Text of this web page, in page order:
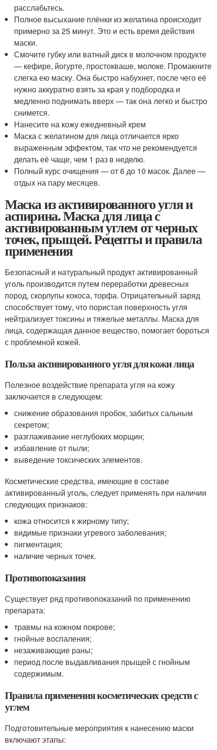
расслабьтесь.
Полное высыхание плёнки из желатина происходит
примерно за 25 минут. Это и есть время действия
маски.
Смочите губку или ватный диск в молочном продукте
— кефире, йогурте, простокваше, молоке. Промакните
слегка ею маску. Она быстро набухнет, после чего её
нужно аккуратно взять за края у подбородка и
медленно поднимать вверх — так она легко и быстро
снимется.
Нанесите на кожу ежедневный крем
Маска с желатином для лица отличается ярко
выраженным эффектом, так что не рекомендуется
делать её чаще, чем 1 раз в неделю.
Полный курс очищения — от 6 до 10 масок. Далее —
отдых на пару месяцев.
Маска из активированного угля и
аспирина. Маска для лица с
активированным углем от черных
точек, прыщей. Рецепты и правила
применения
Безопасный и натуральный продукт активированный
уголь производится путем переработки древесных
пород, скорлупы кокоса, торфа. Отрицательный заряд
способствует тому, что пористая поверхность угля
нейтрализует токсины и тяжелые металлы. Маска для
лица, содержащая данное вещество, помогает бороться
с проблемной кожей.
Польза активированного угля для кожи лица
Полезное воздействие препарата угля на кожу
заключается в следующем:
снижение образования пробок, забитых сальным
секретом;
разглаживание неглубоких морщин;
избавление от пыли;
выведение токсических элементов.
Косметические средства, имеющие в составе
активированный уголь, следует применять при наличии
следующих признаков:
кожа относится к жирному типу;
видимые признаки угревого заболевания;
пигментация;
наличие черных точек.
Противопоказания
Существует ряд противопоказаний по применению
препарата:
травмы на кожном покрове;
гнойные воспаления;
незаживающие раны;
период после выдавливания прыщей с гнойным
содержимым.
Правила применения косметических средств с
углем
Подготовительные мероприятия к нанесению маски
включают этапы: